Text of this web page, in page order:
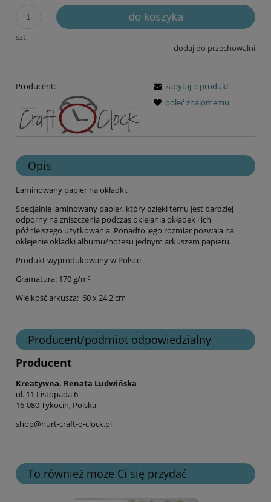
szt
do koszyka
dodaj do przechowalni
Producent:
zapytaj o produkt
poleć znajomemu
Opis
Laminowany papier na okładki.
Specjalnie laminowany papier, który dzięki temu jest bardziej
odporny na zniszczenia podczas oklejania okładek i ich
późniejszego użytkowania. Ponadto jego rozmiar pozwala na
oklejenie okładki albumu/notesu jednym arkuszem papieru.
Produkt wyprodukowany w Polsce.
Gramatura: 170 g/m³
Wielkość arkusza: 60 x 24,2 cm
Producent/podmiot odpowiedzialny
Producent
Kreatywna. Renata Ludwińska
ul. 11 Listopada 6
16-080 Tykocin, Polska
shop@hurt-craft-o-clock.pl
To również może Ci się przydać